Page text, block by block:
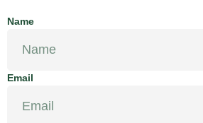
Name
Email